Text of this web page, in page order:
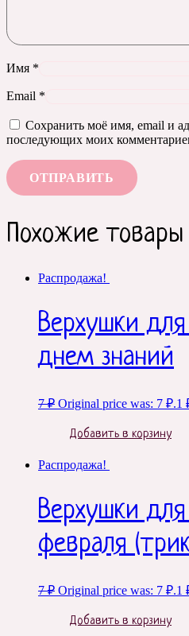
Имя *
Email *
Сохранить моё имя, email и
последующих моих
Похожие товары
Распродажа!
Верхушки
днем знаний
7₽ Original price was: 7 ₽.1
Добавить в корзину
Распродажа!
Верхушки
февраля
7₽ Original price was: 7 ₽.1
Добавить в корзину